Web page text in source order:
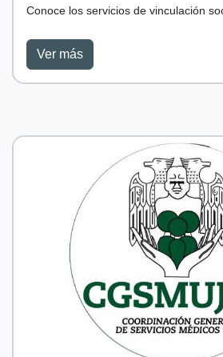
Conoce los servicios de vinculación
Ver más